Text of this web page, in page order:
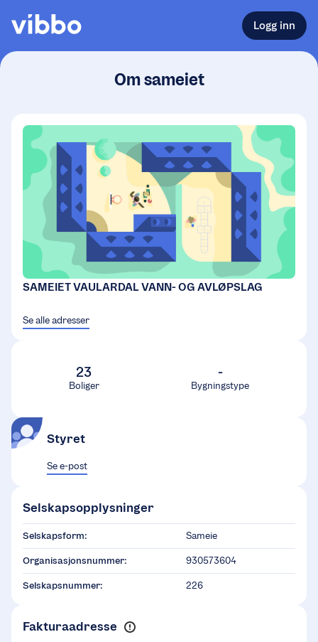
Logg inn
Om sameiet
SAMEIET VAULARDAL VANN- OG AVLØPSLAG
Se alle adresser
23
Boliger
-
Bygningstype
Styret
Se e-post
Selskapsopplysninger
Selskapsform: Sameie
Organisasjonsnummer: 930573604
Selskapsnummer: 226
Fakturaadresse